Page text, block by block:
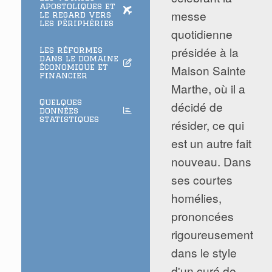
apostoliques et
le regard vers
les périphéries
Les réformes
dans le domaine
économique et
financier
Quelques
données
statistiques
messe
quotidienne
présidée à la
Maison Sainte
Marthe, où il a
décidé de
résider, ce qui
est un autre fait
nouveau. Dans
ses courtes
homélies,
prononcées
rigoureusement
dans le style